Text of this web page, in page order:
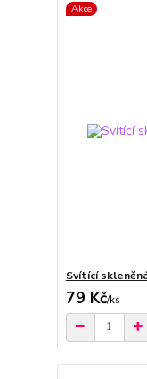
Akce
Svítící
79 Kč/ks